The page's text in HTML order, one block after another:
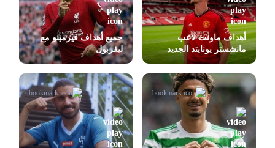
أهداف ماونت لاعب
مانشستر يونايتد الجديد
جميع أهداف فيرمينو مع
ليفربول